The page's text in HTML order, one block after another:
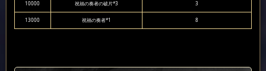
10000 祝福の奏者の破片*3 3
13000 祝福の奏者*1 8